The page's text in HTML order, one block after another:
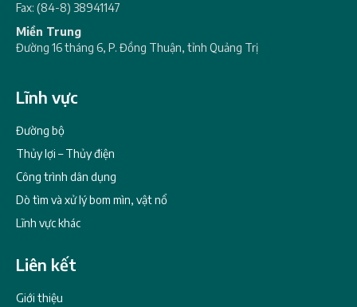
Fax: (84-8) 38941147
Miền Trung
Đường 16 tháng 6, P. Đồng Thuận, tỉnh Quảng Trị
Lĩnh vực
Đường bộ
Thủy lợi – Thủy điện
Công trình dân dụng
Dò tìm và xử lý bom mìn, vật nổ
Lĩnh vực khác
Liên kết
Giới thiệu